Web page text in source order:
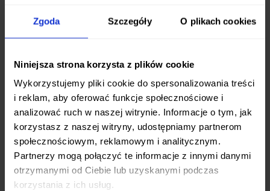
Zgoda Szczegóły O plikach cookies
Niniejsza strona korzysta z plików cookie
Wykorzystujemy pliki cookie do spersonalizowania treści
i reklam, aby oferować funkcje społecznościowe i
analizować ruch w naszej witrynie. Informacje o tym, jak
korzystasz z naszej witryny, udostępniamy partnerom
społecznościowym, reklamowym i analitycznym.
Partnerzy mogą połączyć te informacje z innymi danymi
otrzymanymi od Ciebie lub uzyskanymi podczas
korzystania z ich usług.
rozwiązanie nie tylko nadaje nożowi nowoczesny,
konstrukcja eliminuje słabe punkty.
Łatwość w pielęgnacji– brak łączeń i szczelin
ułatwia czyszczenie i zapobiega gromadzeniu
się resztek jedzenia.
Wysoki poziom higieny– gładka
powierzchnia minimalizuje ryzyko rozwoju